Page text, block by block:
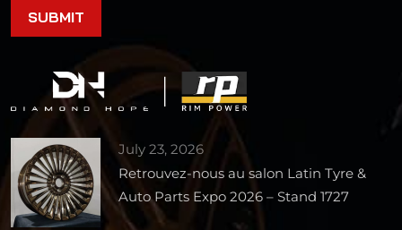
July 23, 2026
Retrouvez-nous au salon Latin Tyre &
Auto Parts Expo 2026 – Stand 1727